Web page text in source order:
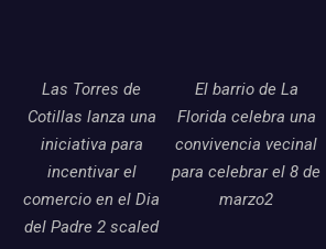
Las Torres de
Cotillas lanza una
iniciativa para
incentivar el
comercio en el Dia
del Padre 2 scaled
El barrio de La
Florida celebra una
convivencia vecinal
para celebrar el 8 de
marzo2